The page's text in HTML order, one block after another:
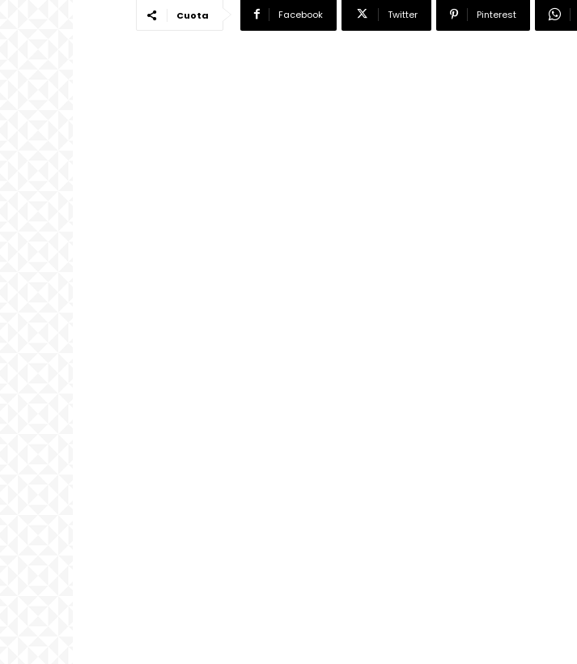
Cuota Facebook Twitter Pinterest